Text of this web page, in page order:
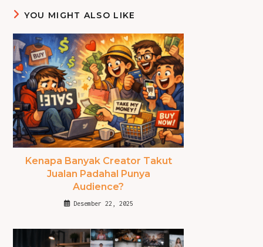
YOU MIGHT ALSO LIKE
Kenapa Banyak Creator Takut
Jualan Padahal Punya
Audience?
Desember 22, 2025